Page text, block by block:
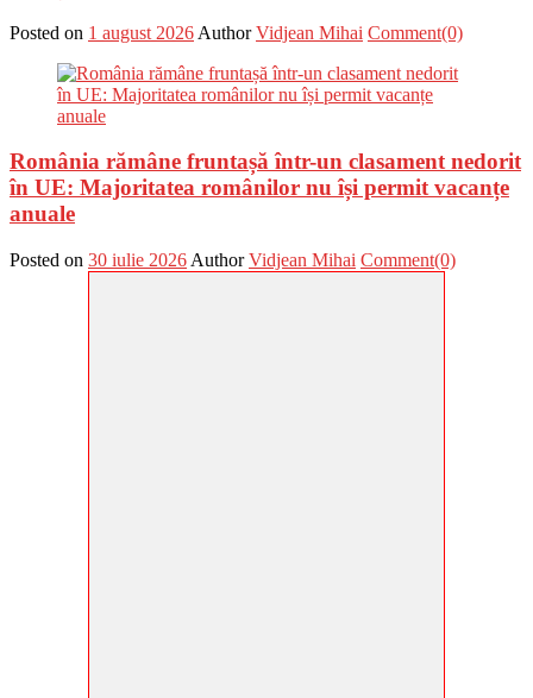
Posted on 1 august 2026 Author Vidjean Mihai Comment(0)
România rămâne fruntașă într-un clasament nedorit
în UE: Majoritatea românilor nu își permit vacanțe
anuale
Posted on 30 iulie 2026 Author Vidjean Mihai Comment(0)